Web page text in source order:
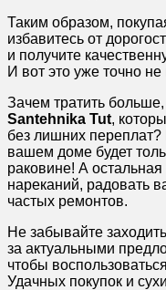
Таким образом,
избавитесь от
и получите
И вот это уже точно не
Зачем тратить больше,
Santehnika Tut,
без лишних
вашем доме будет
раковине! А остальная
нареканий, радовать
частых ремонтов.
Не забывайте
за актуальными
чтобы воспользоваться
Удачных покупок и